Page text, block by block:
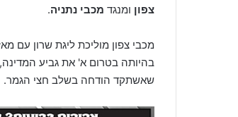
צפון ומנגד מכבי נתניה.
בהיותה בטרום א' את גביע
שאשתקד הודחה בשלב חצי הגמר.